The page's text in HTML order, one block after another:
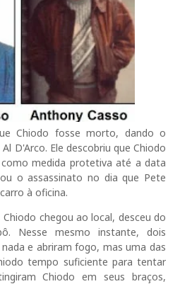
Chiodo fosse morto, dando o
D'Arco. Ele descobriu que Chiodo
medida protetiva até a data
o assassinato no dia que Pete
à oficina.
chegou ao local, desceu do
Nesse mesmo instante, dois
e abriram fogo, mas uma das
tempo suficiente para tentar
Chiodo em seus braços,